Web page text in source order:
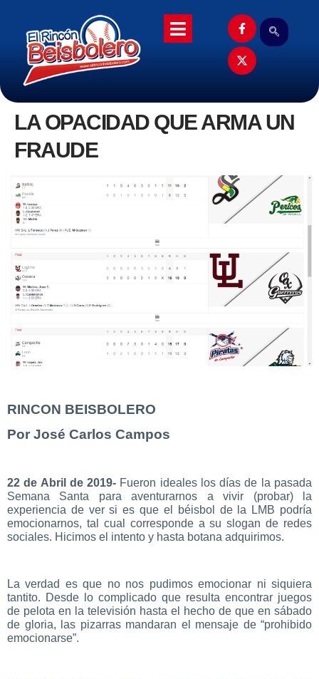
LA OPACIDAD QUE ARMA UN
FRAUDE
RINCON BEISBOLERO
Por José Carlos Campos
22 de Abril de 2019- Fueron ideales los días de la pasada
Semana Santa para aventurarnos a vivir (probar) la
experiencia de ver si es que el béisbol de la LMB podría
emocionarnos, tal cual corresponde a su slogan de redes
sociales. Hicimos el intento y hasta botana adquirimos.
La verdad es que no nos pudimos emocionar ni siquiera
tantito. Desde lo complicado que resulta encontrar juegos
de pelota en la televisión hasta el hecho de que en sábado
de gloria, las pizarras mandaran el mensaje de “prohibido
emocionarse”.